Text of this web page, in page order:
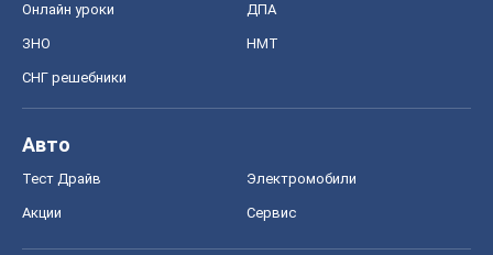
Онлайн уроки ДПА
ЗНО НМТ
СНГ решебники
Авто
Тест Драйв Электромобили
Акции Сервис